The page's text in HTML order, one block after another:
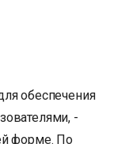
обеспечения
-
форме. По